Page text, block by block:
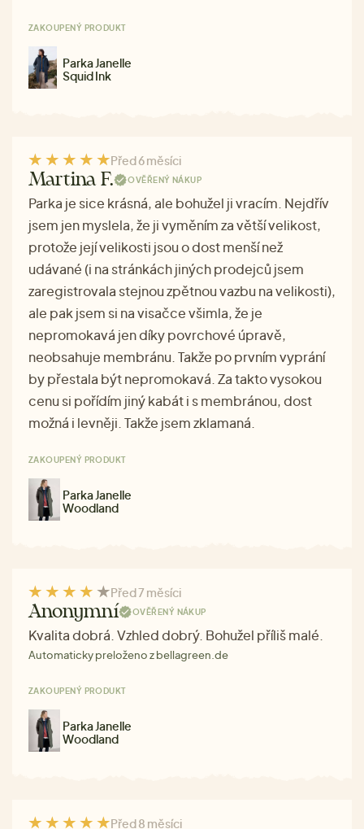
ZAKOUPENÝ PRODUKT
Parka Janelle
Squid Ink
Před 6 měsíci
Martina F. OVĚŘENÝ NÁKUP
Parka je sice krásná, ale bohužel ji vracím. Nejdřív
jsem jen myslela, že ji vyměním za větší velikost,
protože její velikosti jsou o dost menší než
udávané (i na stránkách jiných prodejců jsem
zaregistrovala stejnou zpětnou vazbu na velikosti),
ale pak jsem si na visačce všimla, že je
nepromokavá jen díky povrchové úpravě,
neobsahuje membránu. Takže po prvním vyprání
by přestala být nepromokavá. Za takto vysokou
cenu si pořídím jiný kabát i s membránou, dost
možná i levněji. Takže jsem zklamaná.
ZAKOUPENÝ PRODUKT
Parka Janelle
Woodland
Před 7 měsíci
Anonymní OVĚŘENÝ NÁKUP
Kvalita dobrá. Vzhled dobrý. Bohužel příliš malé.
Automaticky preloženo z bellagreen.de
ZAKOUPENÝ PRODUKT
Parka Janelle
Woodland
Před 8 měsíci